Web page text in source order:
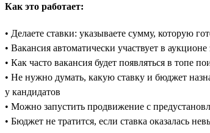
Как это работает:
• Делаете ставки: указываете сумму, которую
• Вакансия автоматически участвует в
• Как часто вакансия будет появляться в топе
• Не нужно думать, какую ставку и бюджет
у кандидатов
• Можно запустить продвижение с
• Бюджет не тратится, если ставка оказалась